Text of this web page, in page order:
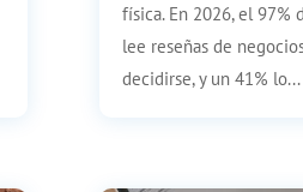
física. En 2026, el 97%
lee reseñas de
decidirse, y un 41% lo...